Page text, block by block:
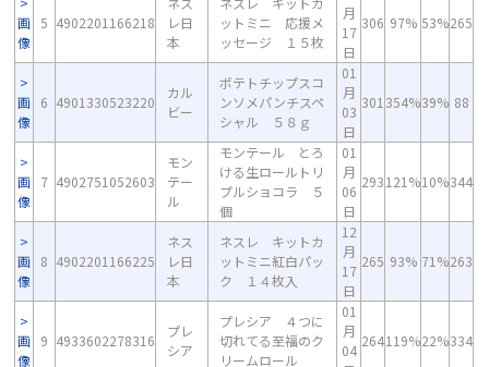
画
像
5 4902201166218
レ日
本
ットミニ 応援メ
ッセージ １５枚
月
17
日
306 97% 53%265
画
像
6 4901330523220
カル
ビー
ポテトチップスコ
ンソメパンチスペ
シャル ５８ｇ
01
月
03
日
301 354%39% 88
画
像
7 4902751052603
モン
テー
ル
モンテール とろ
ける生ロールトリ
プルショコラ ５
個
01
月
06
日
293121%10%344
画
像
8 4902201166225
ネス
レ日
本
ネスレ キットカ
ットミニ紅白パッ
ク １４枚入
12
月
17
日
265 93% 71%263
画
像
9 4933602278316
プレ
シア
プレシア ４つに
切れてる至福のク
リームロール
01
月
04
264119%22%334